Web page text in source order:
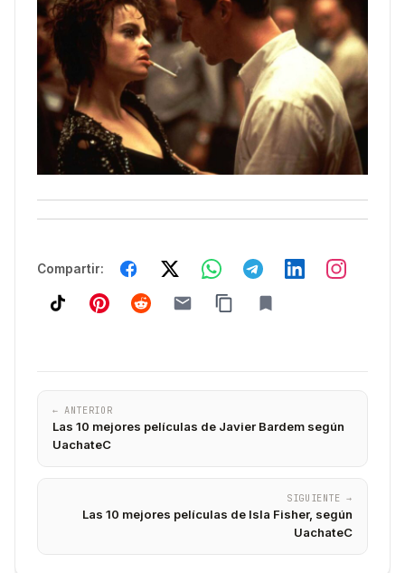
Compartir:
← ANTERIOR
Las 10 mejores películas de Javier Bardem según
UachateC
SIGUIENTE →
Las 10 mejores películas de Isla Fisher, según
UachateC